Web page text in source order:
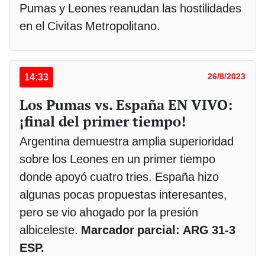
Pumas y Leones reanudan las hostilidades
en el Civitas Metropolitano.
14:33 26/8/2023
Los Pumas vs. España EN VIVO:
¡final del primer tiempo!
Argentina demuestra amplia superioridad
sobre los Leones en un primer tiempo
donde apoyó cuatro tries. España hizo
algunas pocas propuestas interesantes,
pero se vio ahogado por la presión
albiceleste. Marcador parcial: ARG 31-3
ESP.